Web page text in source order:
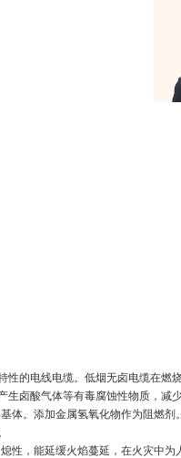
性的电线电缆。低烟无卤电缆在
卤酸气体等有毒腐蚀性物质，减
体。添加金属氢氧化物作为阻燃
性，能延缓火焰蔓延，在火灾中